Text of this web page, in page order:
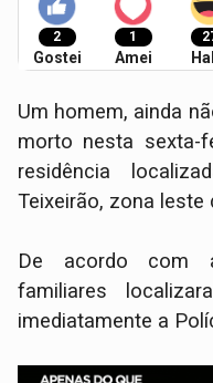
2
Gostei
1
Amei
Um homem, ainda
morto nesta sexta-
residência
Teixeirão, zona leste
De acordo com
familiares
imediatamente a